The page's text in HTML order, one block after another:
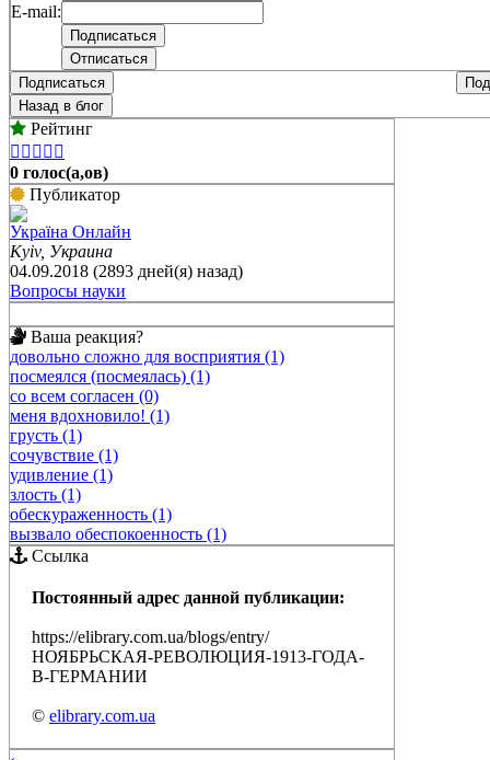
E-mail:
Подписаться
Назад в блог
Рейтинг
    
0 голос(а,ов)
Публикатор
Україна Онлайн
Kyiv, Украина
04.09.2018 (2893 дней(я) назад)
Вопросы науки
Ваша реакция?
довольно сложно для восприятия (1)
посмеялся (посмеялась) (1)
со всем согласен (0)
меня вдохновило! (1)
грусть (1)
сочувствие (1)
удивление (1)
злость (1)
обескураженность (1)
вызвало обеспокоенность (1)
Ссылка
Постоянный адрес данной публикации:
https://elibrary.com.ua/blogs/entry/
НОЯБРЬСКАЯ-РЕВОЛЮЦИЯ-1913-ГОДА-
В-ГЕРМАНИИ
© elibrary.com.ua